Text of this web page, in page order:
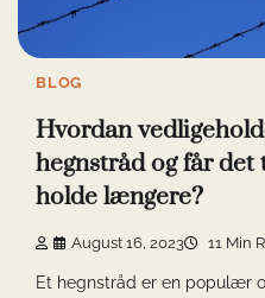
BLOG
Hvordan
hegnstråd og får det
holde længere?
August 16, 2023 11 Min
Et hegnstråd er en populær